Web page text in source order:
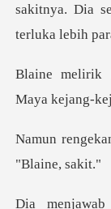
sakitnya. Dia
Maya kejang-